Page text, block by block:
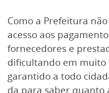
Como a Prefeitura
acesso aos
fornecedores e
dificultando em muito
garantido a todo
da para saber quanto